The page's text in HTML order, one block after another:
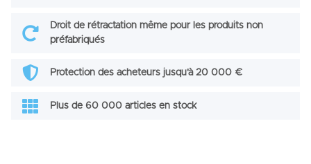
Droit de rétractation même pour les produits non
préfabriqués
Protection des acheteurs jusqu'à 20 000 €
Plus de 60 000 articles en stock